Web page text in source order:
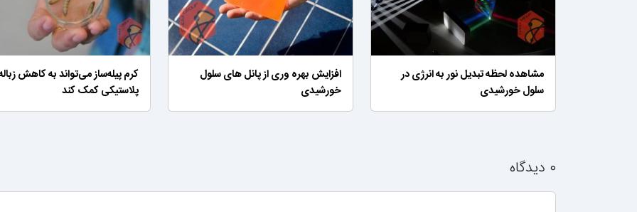
مشاهده لحظه تبدیل نور به انرژی در
سلول خورشیدی
افزایش بهره وری از پانل های سلول
خورشیدی
کرم پیله‌ساز می‌تواند به کاهش
پلاستیکی کمک کند
۰ دیدگاه